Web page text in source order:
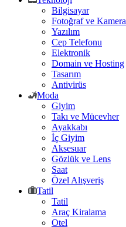
Bilgisayar
Fotoğraf ve Kamera
Yazılım
Cep Telefonu
Elektronik
Domain ve Hosting
Tasarım
Antivirüs
Moda
Giyim
Takı ve Mücevher
Ayakkabı
İç Giyim
Aksesuar
Gözlük ve Lens
Saat
Özel Alışveriş
Tatil
Tatil
Araç Kiralama
Otel